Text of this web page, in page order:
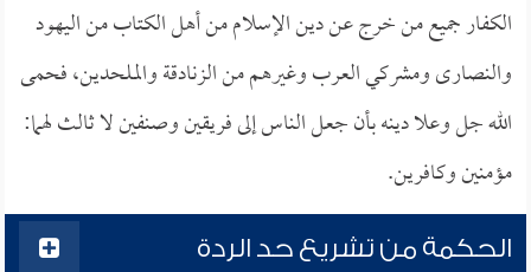
الكفار جميع من خرج عن دين الإسلام من أهل الكتاب من اليهود
والنصارى ومشركي العرب وغيرهم من الزنادقة والملحدين، فحمى
الله جل وعلا دينه بأن جعل الناس إلى فريقين وصنفين لا ثالث لهما:
مؤمنين وكافرين.
الحكمة من تشريع حد الردة